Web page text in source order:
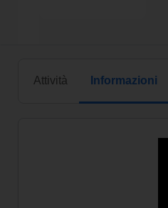
Attività Informazioni